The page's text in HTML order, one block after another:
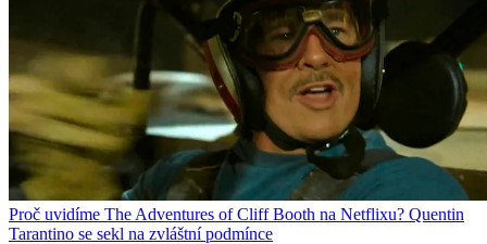
Proč uvidíme The Adventures of Cliff Booth na Netflixu? Quentin
Tarantino se sekl na zvláštní podmínce